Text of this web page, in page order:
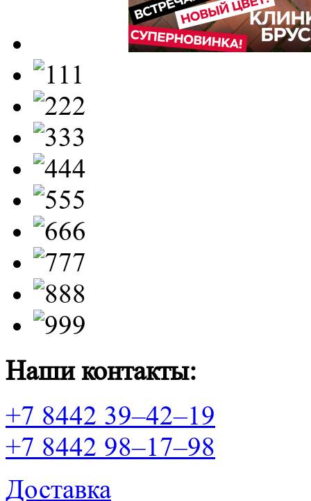
Наши контакты:
+7 8442 39–42–19
+7 8442 98–17–98
Доставка